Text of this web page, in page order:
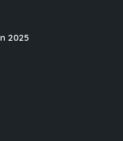
2025